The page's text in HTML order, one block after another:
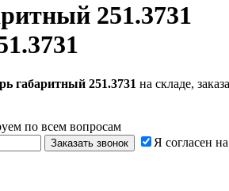
251.3731
габаритный 251.3731 на складе,
по всем вопросам
Заказать звонок Я согласен на